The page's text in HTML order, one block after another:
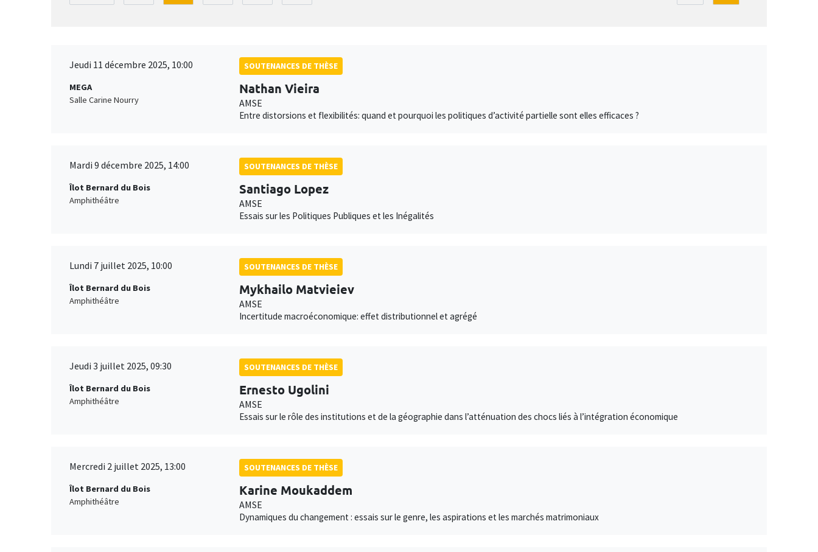
Jeudi 11 décembre 2025, 10:00
MEGA
Salle Carine Nourry
SOUTENANCES DE THÈSE
Nathan Vieira
AMSE
Entre distorsions et flexibilités: quand et pourquoi les politiques d’activité partielle sont elles efficaces ?
Mardi 9 décembre 2025, 14:00
Îlot Bernard du Bois
Amphithéâtre
SOUTENANCES DE THÈSE
Santiago Lopez
AMSE
Essais sur les Politiques Publiques et les Inégalités
Lundi 7 juillet 2025, 10:00
Îlot Bernard du Bois
Amphithéâtre
SOUTENANCES DE THÈSE
Mykhailo Matvieiev
AMSE
Incertitude macroéconomique: effet distributionnel et agrégé
Jeudi 3 juillet 2025, 09:30
Îlot Bernard du Bois
Amphithéâtre
SOUTENANCES DE THÈSE
Ernesto Ugolini
AMSE
Essais sur le rôle des institutions et de la géographie dans l’atténuation des chocs liés à l’intégration économique
Mercredi 2 juillet 2025, 13:00
Îlot Bernard du Bois
Amphithéâtre
SOUTENANCES DE THÈSE
Karine Moukaddem
AMSE
Dynamiques du changement : essais sur le genre, les aspirations et les marchés matrimoniaux